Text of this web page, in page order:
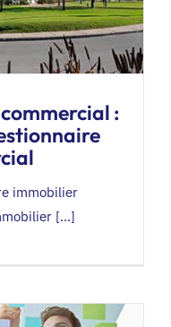
:
immobilier
[...]